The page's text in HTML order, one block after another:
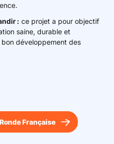
: ce projet a pour objectif
saine, durable et
développement des
Française